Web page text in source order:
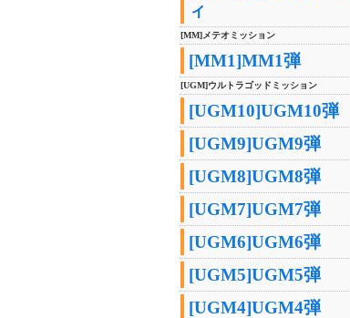
ィ
[MM]メテオミッション
[MM1]MM1弾
[UGM]ウルトラゴッドミッション
[UGM10]UGM10弾
[UGM9]UGM9弾
[UGM8]UGM8弾
[UGM7]UGM7弾
[UGM6]UGM6弾
[UGM5]UGM5弾
[UGM4]UGM4弾